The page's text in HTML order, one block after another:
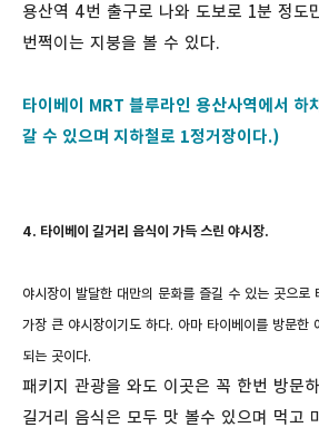
용산역 4번 출구로 나와 도보로 1분 정도
번쩍이는 지붕을 볼 수 있다.
타이베이 MRT 블루라인 용산사역에서 하
갈 수 있으며 지하철로 1정거장이다.)
4. 타이베이 길거리 음식이 가득 스린 야시장.
야시장이 발달한 대만의 문화를 즐길 수 있는 곳으로
가장 큰 야시장이기도 하다. 아마 타이베이를 방문한
되는 곳이다.
패키지 관광을 와도 이곳은 꼭 한번 방문
길거리 음식은 모두 맛 볼수 있으며 먹고